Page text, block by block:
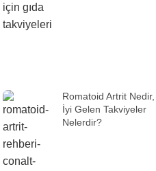
Romatoid Artrit Nedir,
İyi Gelen Takviyeler
Nelerdir?